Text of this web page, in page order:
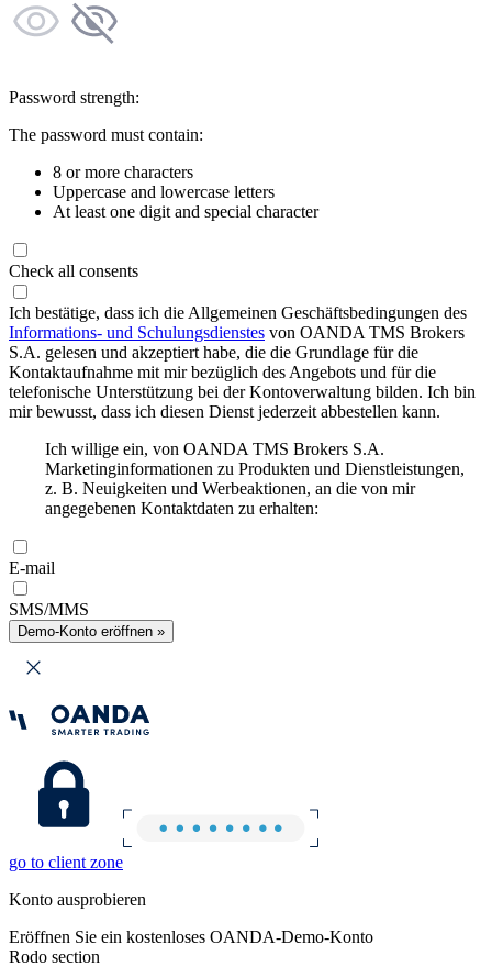
Password strength:
The password must contain:
8 or more characters
Uppercase and lowercase letters
At least one digit and special character
Check all consents
Ich bestätige, dass ich die Allgemeinen Geschäftsbedingungen des
Informations- und Schulungsdienstes von OANDA TMS Brokers
S.A. gelesen und akzeptiert habe, die die Grundlage für die
Kontaktaufnahme mit mir bezüglich des Angebots und für die
telefonische Unterstützung bei der Kontoverwaltung bilden. Ich bin
mir bewusst, dass ich diesen Dienst jederzeit abbestellen kann.
Ich willige ein, von OANDA TMS Brokers S.A.
Marketinginformationen zu Produkten und Dienstleistungen,
z. B. Neuigkeiten und Werbeaktionen, an die von mir
angegebenen Kontaktdaten zu erhalten:
E-mail
SMS/MMS
Demo-Konto eröffnen »
go to client zone
Konto ausprobieren
Eröffnen Sie ein kostenloses OANDA-Demo-Konto
Rodo section